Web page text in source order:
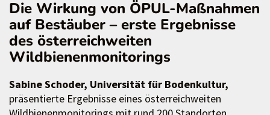
Die Wirkung von ÖPUL-Maßnahmen
auf Bestäuber – erste Ergebnisse
des österreichweiten
Wildbienenmonitorings
Sabine Schoder, Universität für Bodenkultur,
präsentierte Ergebnisse eines österreichweiten